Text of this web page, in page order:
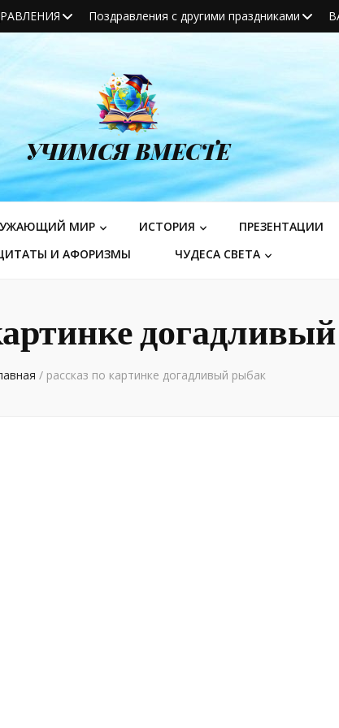
Поздравления с другими праздниками
УЧИМСЯ ВМЕСТЕ
МИР ИСТОРИЯ ПРЕЗЕНТАЦИИ
И АФОРИЗМЫ
ЧУДЕСА СВЕТА
/ рассказ по картинке догадливый рыбак